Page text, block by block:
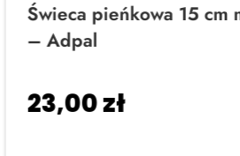
Świeca pieńkowa 15 cm
– Adpal
23,00zł